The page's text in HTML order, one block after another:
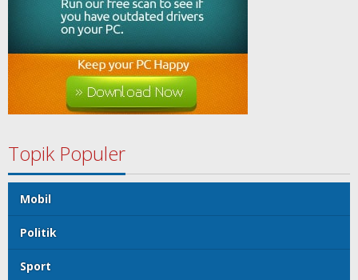
Topik Populer
Mobil
Politik
Sport